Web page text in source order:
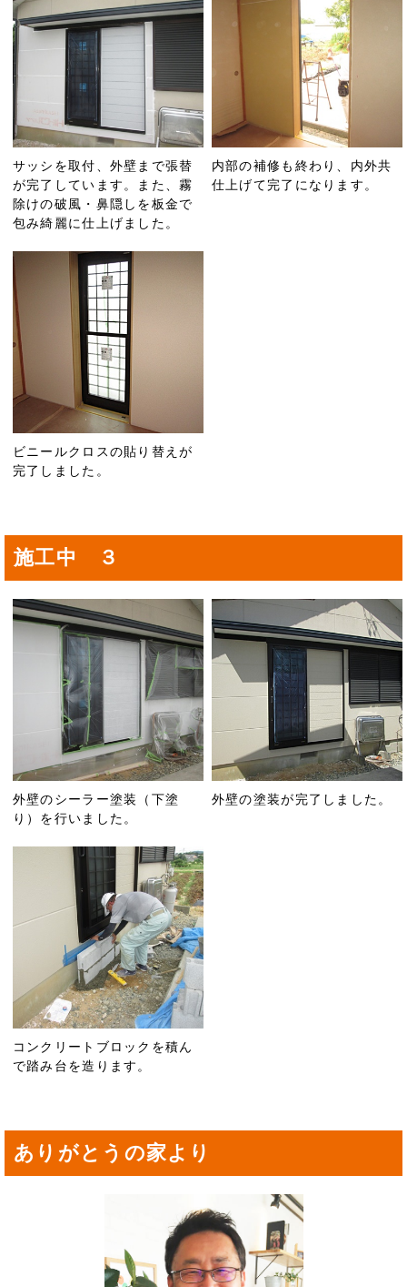
サッシを取付、外壁まで張替
が完了しています。また、霧
除けの破風・鼻隠しを板金で
包み綺麗に仕上げました。
内部の補修も終わり、内外共
仕上げて完了になります。
ビニールクロスの貼り替えが
完了しました。
施工中 ３
外壁のシーラー塗装（下塗
り）を行いました。
外壁の塗装が完了しました。
コンクリートブロックを積ん
で踏み台を造ります。
ありがとうの家より